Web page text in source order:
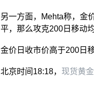
另一方面，Mehta称，金
平，那么攻克200日移动
金价日收市价高于200日
北京时间18:18， 现货黄金